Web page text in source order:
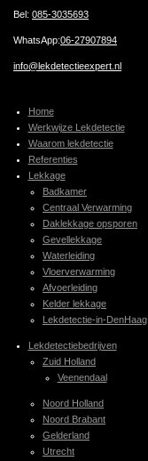
Bel: 085-3035693
WhatsApp:06-27907894
info@lekdetectieexpert.nl
Home
Werkwijze Lekdetectie
Waarom lekdetectie
Referenties
Lekkage
Badkamer
Centraal Verwarming
Daklekkage opsporen
Gevellekkage
Waterleiding
Vloerverwarming
Afvoerleiding
Kelder lekkage
Lekdetectie-in-DenHaag
Lekdetectiebedrijven
Zuid Holland
Veenendaal
Noord Holland
Noord Brabant
Gelderland
Utrecht